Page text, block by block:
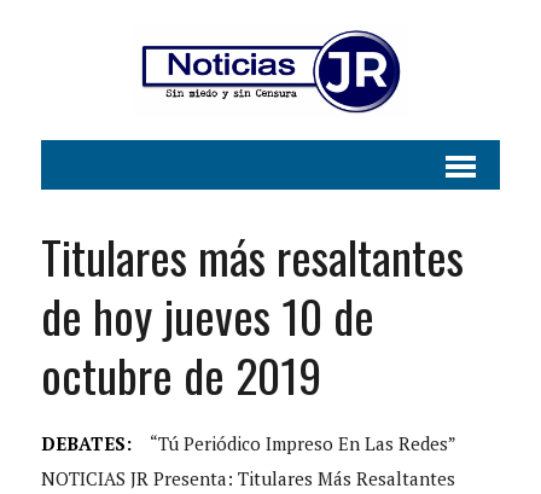
Titulares más resaltantes
de hoy jueves 10 de
octubre de 2019
DEBATES:
“Tú Periódico Impreso En Las Redes”
NOTICIAS JR Presenta: Titulares Más Resaltantes